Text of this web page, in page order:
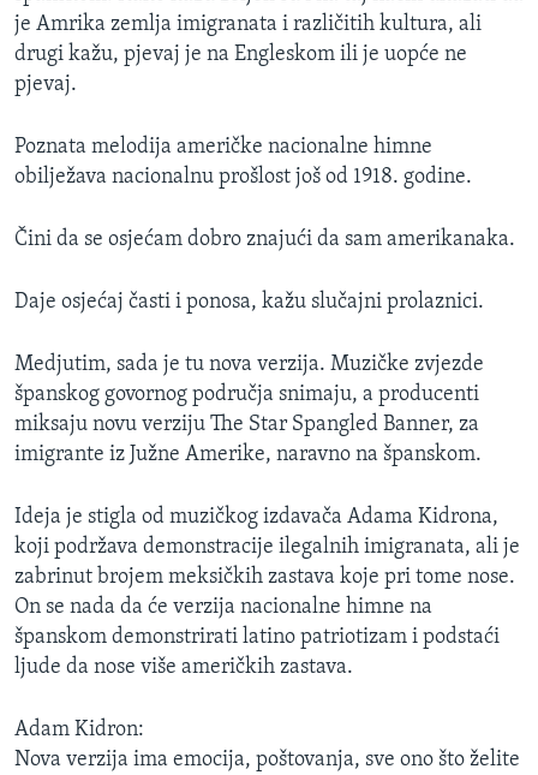
O GLASU AMERIKE
Learning English
PRATITE NAS
je Amrika zemlja imigranata i različitih kultura, ali
drugi kažu, pjevaj je na Engleskom ili je uopće ne
pjevaj.
Poznata melodija američke nacionalne himne
obilježava nacionalnu prošlost još od 1918. godine.
Čini da se osjećam dobro znajući da sam amerikanaka.
Daje osjećaj časti i ponosa, kažu slučajni prolaznici.
Medjutim, sada je tu nova verzija. Muzičke zvjezde
španskog govornog područja snimaju, a producenti
miksaju novu verziju The Star Spangled Banner, za
imigrante iz Južne Amerike, naravno na španskom.
Ideja je stigla od muzičkog izdavača Adama Kidrona,
koji podržava demonstracije ilegalnih imigranata, ali je
zabrinut brojem meksičkih zastava koje pri tome nose.
On se nada da će verzija nacionalne himne na
španskom demonstrirati latino patriotizam i podstaći
ljude da nose više američkih zastava.
Adam Kidron:
Nova verzija ima emocija, poštovanja, sve ono što želite